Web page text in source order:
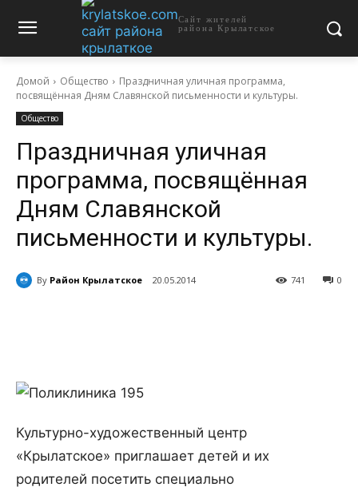
Сайт жителей
района Крылатское
Домой Общество
Праздничная уличная программа,
посвящённая Дням Славянской письменности и культуры.
Общество
Праздничная уличная
программа, посвящённая
Дням Славянской
письменности и культуры.
By Район Крылатское 20.05.2014 0
741
Культурно-художественный центр
«Крылатское» приглашает детей и их
родителей посетить специально